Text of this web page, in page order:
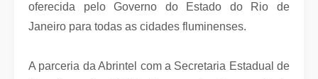
oferecida pelo Governo do Estado do Rio de
Janeiro para todas as cidades fluminenses.
A parceria da Abrintel com a Secretaria Estadual de